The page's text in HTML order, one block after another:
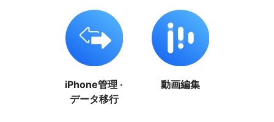
iPhone管理 ·
データ移行
動画編集